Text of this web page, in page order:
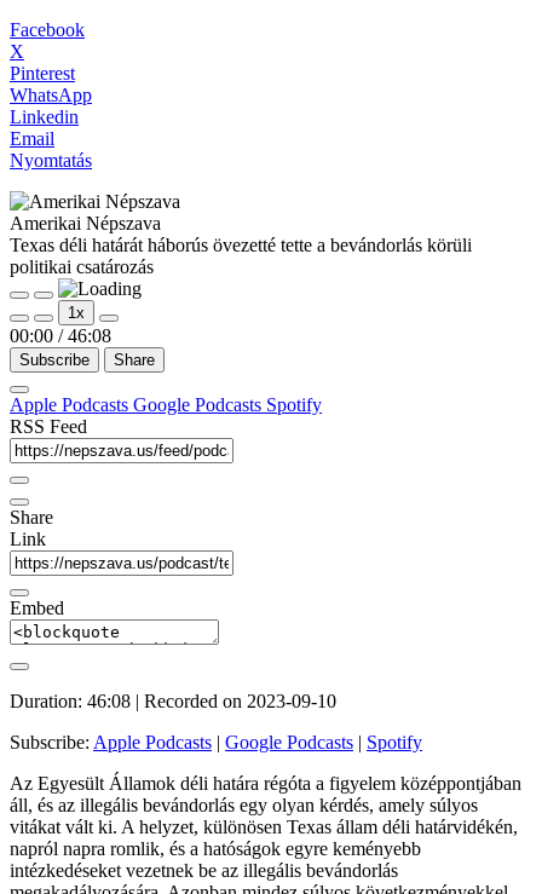
Facebook
X
Pinterest
WhatsApp
Linkedin
Email
Nyomtatás
Amerikai Népszava
Texas déli határát háborús övezetté tette a bevándorlás körüli
politikai csatározás
Play
Episode
Pause
Episode
1x
00:00 / 46:08
Subscribe Share
Apple Podcasts Google Podcasts Spotify
RSS Feed
Share
Link
Embed
Duration: 46:08 | Recorded on 2023-09-10
Subscribe: Apple Podcasts | Google Podcasts | Spotify
Az Egyesült Államok déli határa régóta a figyelem középpontjában
áll, és az illegális bevándorlás egy olyan kérdés, amely súlyos
vitákat vált ki. A helyzet, különösen Texas állam déli határvidékén,
napról napra romlik, és a hatóságok egyre keményebb
intézkedéseket vezetnek be az illegális bevándorlás